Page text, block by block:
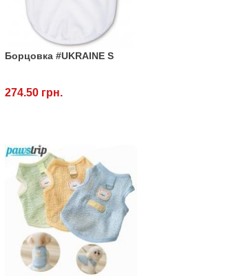
Борцовка #UKRAINE S
274.50 грн.